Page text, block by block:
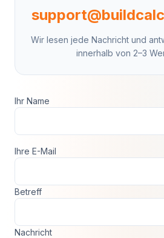
Wir lesen jede Nachricht und
innerhalb von 2–3
Ihr Name
Ihre E-Mail
Betreff
Nachricht